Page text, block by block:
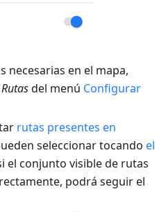
necesarias en el mapa,
del menú Configurar
rutas presentes en
seleccionar tocando el
el conjunto visible de rutas
podrá seguir el